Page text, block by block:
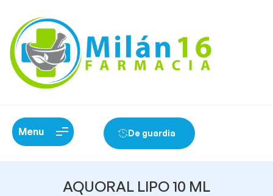
Menu De guardia
AQUORAL LIPO 10 ML